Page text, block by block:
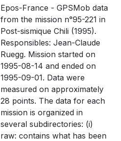
Epos-France - GPSMob data
from the mission n°95-221 in
Post-sismique Chili (1995).
Responsibles: Jean-Claude
Ruegg. Mission started on
1995-08-14 and ended on
1995-09-01. Data were
measured on approximately
28 points. The data for each
mission is organized in
several subdirectories: (i)
raw: contains what has been